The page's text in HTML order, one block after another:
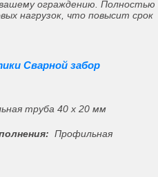
вашему ограждению. Полностью
нагрузок, что повысит срок
Сварной забор
труба 40 х 20 мм
Профильная